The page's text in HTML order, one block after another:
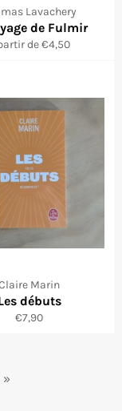
Lavachery
de Fulmir
de €4,50
Marin
débuts
Prix
€7,90